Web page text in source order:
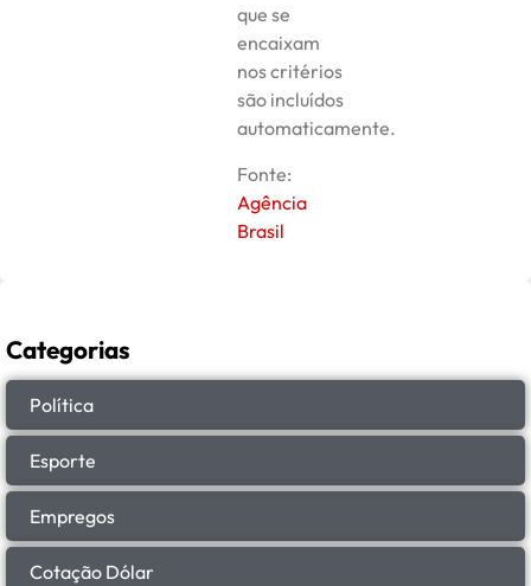
que se
encaixam
nos critérios
são incluídos
automaticamente.
Fonte:
Agência
Brasil
Categorias
Política
Esporte
Empregos
Cotação Dólar